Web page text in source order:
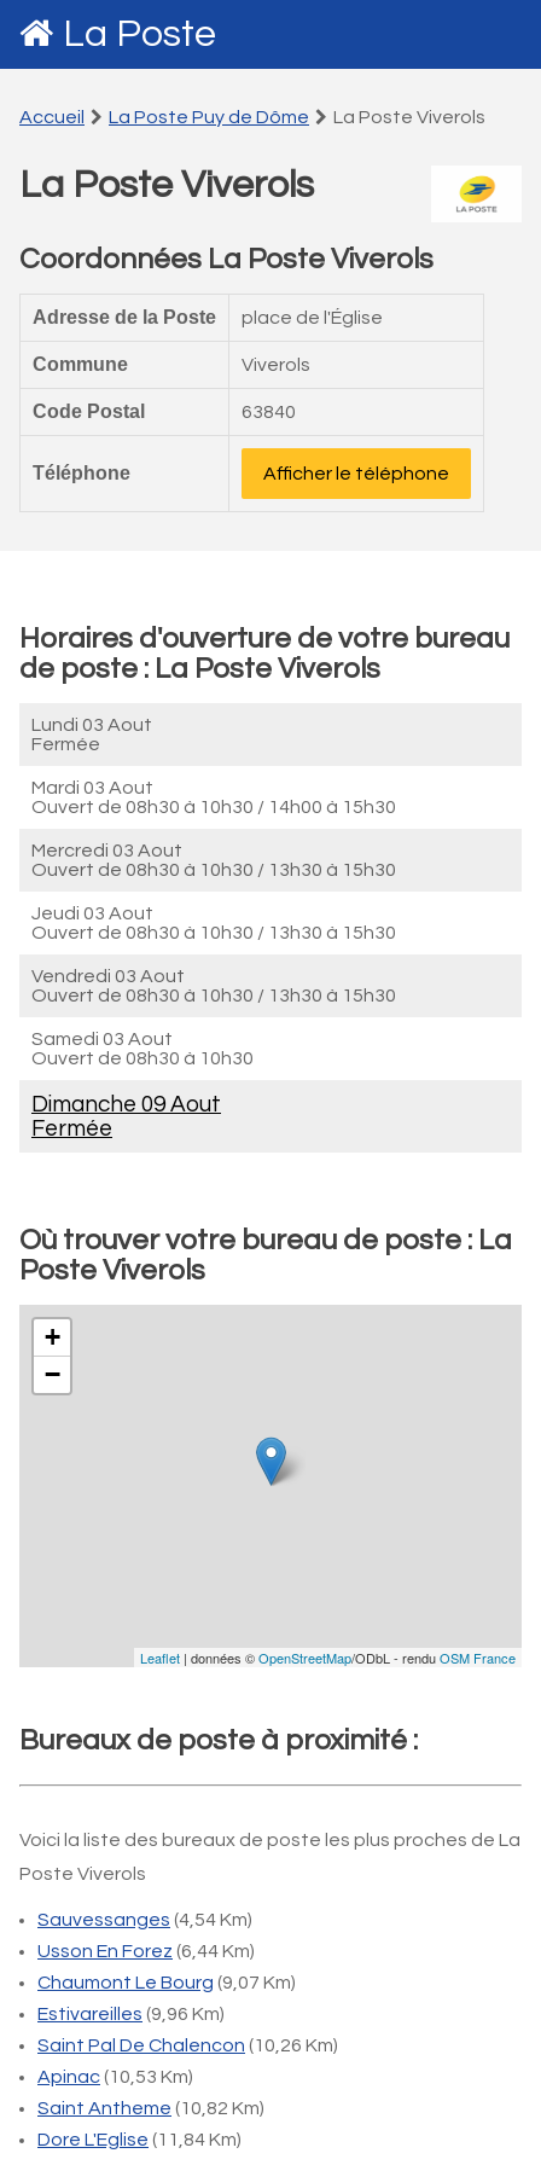
La Poste
Accueil La Poste Puy de Dôme La Poste Viverols
La Poste Viverols
Coordonnées La Poste Viverols
Adresse de la Poste place de l'Église
Commune Viverols
Code Postal 63840
Téléphone Afficher le téléphone
Horaires d'ouverture de votre bureau
de poste : La Poste Viverols
Lundi 03 Aout
Fermée
Mardi 03 Aout
Ouvert de 08h30 à 10h30 / 14h00 à 15h30
Mercredi 03 Aout
Ouvert de 08h30 à 10h30 / 13h30 à 15h30
Jeudi 03 Aout
Ouvert de 08h30 à 10h30 / 13h30 à 15h30
Vendredi 03 Aout
Ouvert de 08h30 à 10h30 / 13h30 à 15h30
Samedi 03 Aout
Ouvert de 08h30 à 10h30
Dimanche 09 Aout
Fermée
Où trouver votre bureau de poste : La
Poste Viverols
+
−
Leaflet | données ©OpenStreetMap/ODbL - renduOSM France
Bureaux de poste à proximité :
Voici la liste des bureaux de poste les plus proches de La
Poste Viverols
Sauvessanges (4,54 Km)
Usson En Forez (6,44 Km)
Chaumont Le Bourg (9,07 Km)
Estivareilles (9,96 Km)
Saint Pal De Chalencon (10,26 Km)
Apinac(10,53 Km)
Saint Antheme (10,82 Km)
Dore L'Eglise (11,84 Km)